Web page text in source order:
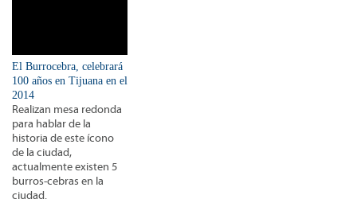
El Burrocebra, celebrará
100 años en Tijuana en el
2014
Realizan mesa redonda
para hablar de la
historia de este ícono
de la ciudad,
actualmente existen 5
burros-cebras en la
ciudad.